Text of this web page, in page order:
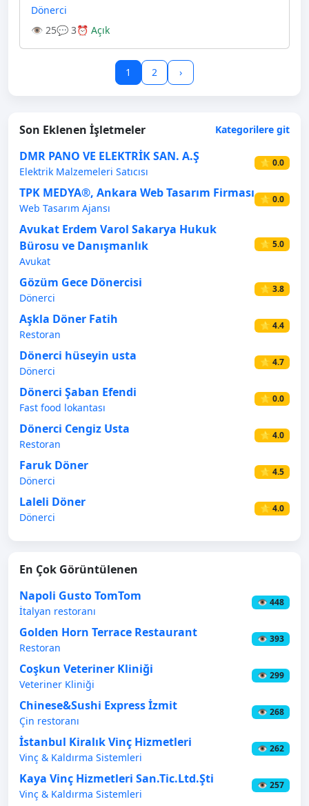
Dönerci
👁 25💬 3⏰ Açık
1 2 ›
Son Eklenen İşletmeler Kategorilere git
DMR PANO VE ELEKTRİK SAN. A.Ş
Elektrik Malzemeleri Satıcısı
⭐ 0.0
TPK MEDYA®, Ankara Web Tasarım Firması
Web Tasarım Ajansı
⭐ 0.0
Avukat Erdem Varol Sakarya Hukuk
Bürosu ve Danışmanlık
Avukat
⭐ 5.0
Gözüm Gece Dönercisi
Dönerci
⭐ 3.8
Aşkla Döner Fatih
Restoran
⭐ 4.4
Dönerci hüseyin usta
Dönerci
⭐ 4.7
Dönerci Şaban Efendi
Fast food lokantası
⭐ 0.0
Dönerci Cengiz Usta
Restoran
⭐ 4.0
Faruk Döner
Dönerci
⭐ 4.5
Laleli Döner
Dönerci
⭐ 4.0
En Çok Görüntülenen
Napoli Gusto TomTom
İtalyan restoranı
👁 448
Golden Horn Terrace Restaurant
Restoran
👁 393
Coşkun Veteriner Kliniği
Veteriner Kliniği
👁 299
Chinese&Sushi Express İzmit
Çin restoranı
👁 268
İstanbul Kiralık Vinç Hizmetleri
Vinç & Kaldırma Sistemleri
👁 262
Kaya Vinç Hizmetleri San.Tic.Ltd.Şti
Vinç & Kaldırma Sistemleri
👁 257